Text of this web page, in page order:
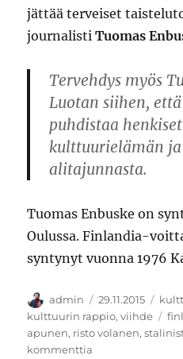
jättää terveiset
journalistiTuomas
Tervehdys myös
Luotan siihen,
puhdistaa
kulttuurielämän
alitajunnasta.
Tuomas Enbuske on
Oulussa. Finlandia-
syntynyt vuonna 1976
Kirjoittaja
admin Julkaistu
29.11.2015
kulttuurin rappio,viihde
apunen, risto volanen,
kommenttia